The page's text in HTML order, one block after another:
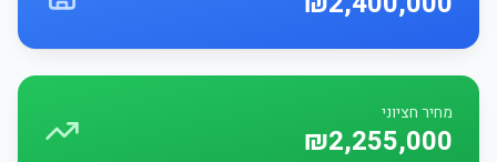
מחיר חציוני
₪2,255,000